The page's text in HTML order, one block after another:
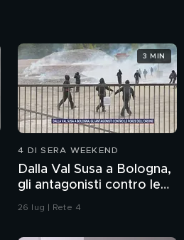
4 DI SERA WEEKEND
Dalla Val Susa a Bologna,
gli antagonisti contro le
forze dell'ordine
26 lug | Rete 4
3 MIN